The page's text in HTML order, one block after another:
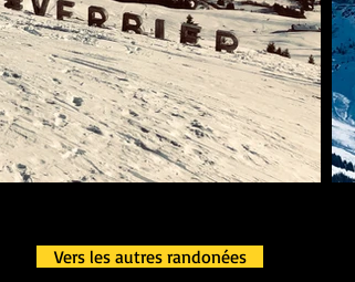
Vers les autres randonées